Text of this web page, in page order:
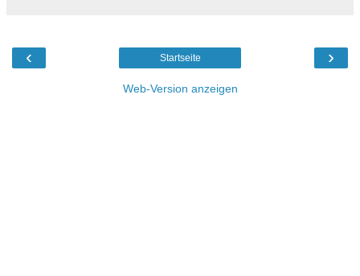
‹ ›
Startseite
Web-Version anzeigen